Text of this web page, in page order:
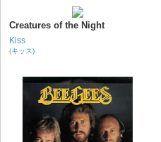
Creatures of the Night
Kiss
(キッス)